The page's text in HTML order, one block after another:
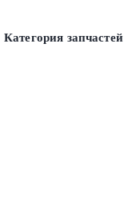
Категория запчастей